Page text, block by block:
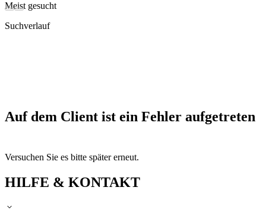
Meist gesucht
Suchverlauf
Auf dem Client ist ein Fehler aufgetreten
Versuchen Sie es bitte später erneut.
HILFE & KONTAKT